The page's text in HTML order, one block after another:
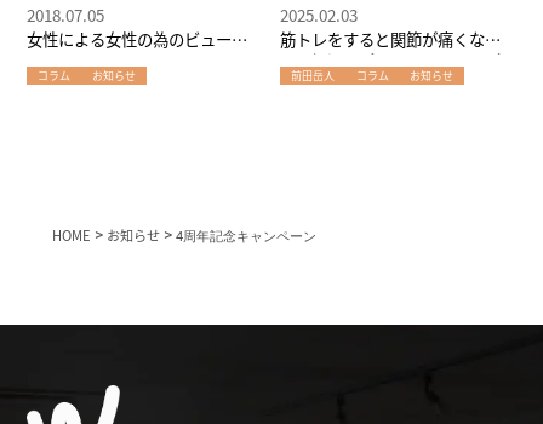
女性による女性の為のビューテ
ィセッション！
2018.07.05
コラム お知らせ
筋トレをすると関節が痛くなる
人は堀江のパーソナルジムにご
相談ください！
2025.02.03
前田岳人 コラム お知らせ
HOME > お知らせ> 4周年記念キャンペーン